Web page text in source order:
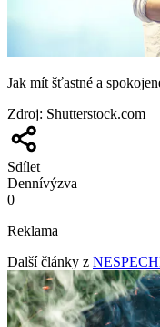
Jak mít šťastné a
Zdroj: Shutterstock.com
Sdílet
Dennívýzva
0
Reklama
Další články z